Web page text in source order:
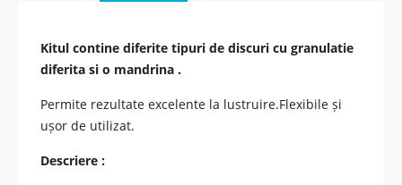
Kitul contine diferite tipuri de discuri cu granulatie
diferita si o mandrina .
Permite rezultate excelente la lustruire.Flexibile și
ușor de utilizat.
Descriere :